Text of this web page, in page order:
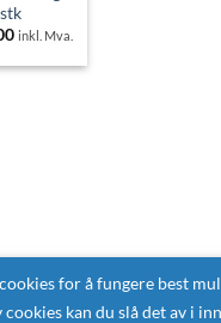
Nåværende
er:
inkl. Mva.
for å fungere best
kan du slå det av i